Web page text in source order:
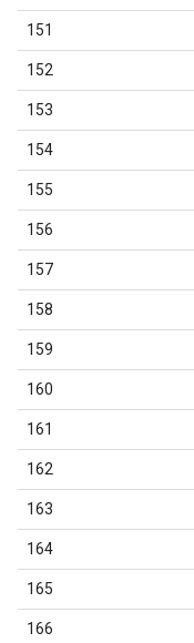
151
152
153
154
155
156
157
158
159
160
161
162
163
164
165
166